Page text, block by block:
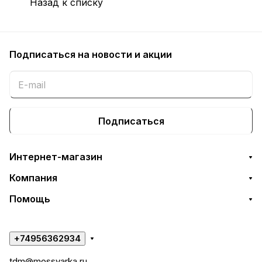
Подписаться на новости и акции
Подписаться
Интернет-магазин
Компания
Помощь
+74956362934